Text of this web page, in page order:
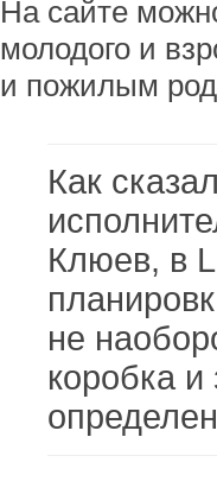
На сайте
молодого и
и пожилым
Как
Клюев, в
не
коробка и